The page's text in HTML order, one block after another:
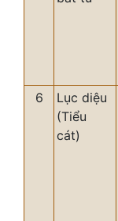
6
Lục diệu
(Tiểu
cát)